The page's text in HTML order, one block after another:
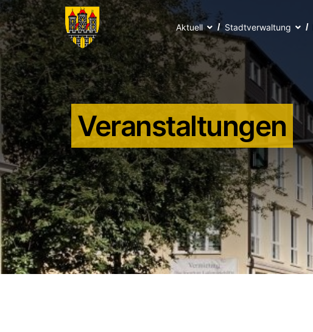
Aktuell Stadtverwaltung
Veranstaltungen